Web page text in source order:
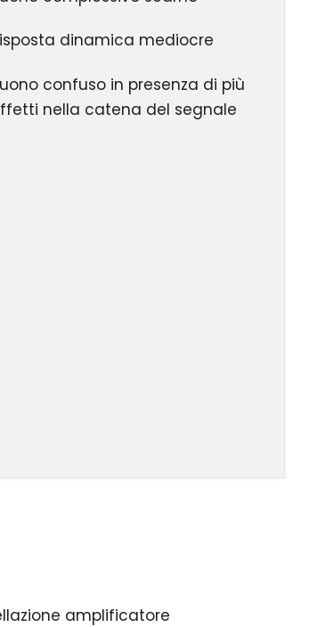
dinamica mediocre
confuso in presenza di più
nella catena del segnale
amplificatore